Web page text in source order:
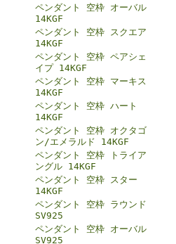
ペンダント 空枠 オーバル
14KGF
ペンダント 空枠 スクエア
14KGF
ペンダント 空枠 ペアシェ
イプ 14KGF
ペンダント 空枠 マーキス
14KGF
ペンダント 空枠 ハート
14KGF
ペンダント 空枠 オクタゴ
ン/エメラルド 14KGF
ペンダント 空枠 トライア
ングル 14KGF
ペンダント 空枠 スター
14KGF
ペンダント 空枠 ラウンド
SV925
ペンダント 空枠 オーバル
SV925